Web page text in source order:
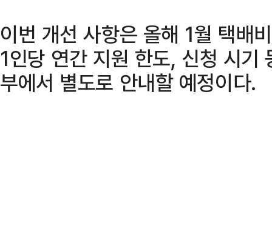
이번 개선 사항은 올해 1월 택배
1인당 연간 지원 한도, 신청 시기
부에서 별도로 안내할 예정이다.